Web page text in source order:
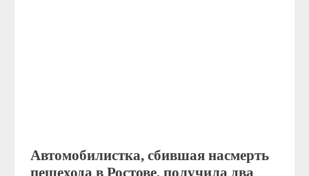
Автомобилистка, сбившая насмерть
пешехода в Ростове, получила два